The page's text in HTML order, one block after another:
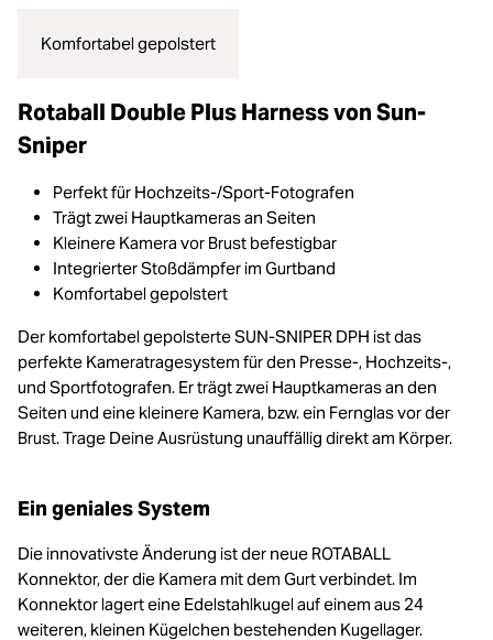
Komfortabel gepolstert
Rotaball Double Plus Harness von Sun-
Sniper
Perfekt für Hochzeits-/Sport-Fotografen
Trägt zwei Hauptkameras an Seiten
Kleinere Kamera vor Brust befestigbar
Integrierter Stoßdämpfer im Gurtband
Komfortabel gepolstert
Der komfortabel gepolsterte SUN-SNIPER DPH ist das
perfekte Kameratragesystem für den Presse-, Hochzeits-,
und Sportfotografen. Er trägt zwei Hauptkameras an den
Seiten und eine kleinere Kamera, bzw. ein Fernglas vor der
Brust. Trage Deine Ausrüstung unauffällig direkt am Körper.
Ein geniales System
Die innovativste Änderung ist der neue ROTABALL
Konnektor, der die Kamera mit dem Gurt verbindet. Im
Konnektor lagert eine Edelstahlkugel auf einem aus 24
weiteren, kleinen Kügelchen bestehenden Kugellager.